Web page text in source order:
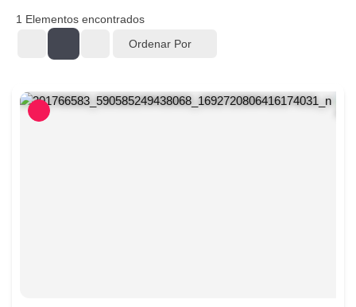
1 Elementos encontrados
Ordenar Por